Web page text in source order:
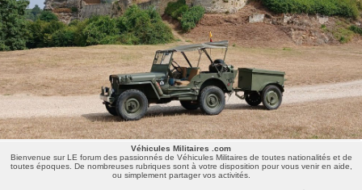
Véhicules Militaires .com
Bienvenue sur LE forum des passionnés de Véhicules Militaires de toutes nationalités et de
toutes époques. De nombreuses rubriques sont à votre disposition pour vous venir en aide,
ou simplement partager vos activités.